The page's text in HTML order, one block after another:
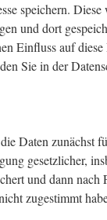
speichern. Diese
und dort
Einfluss auf
Sie in der
Daten zunächst
gesetzlicher,
und dann nach
zugestimmt